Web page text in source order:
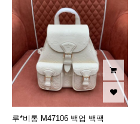
루*비통 M47106 백업 백팩